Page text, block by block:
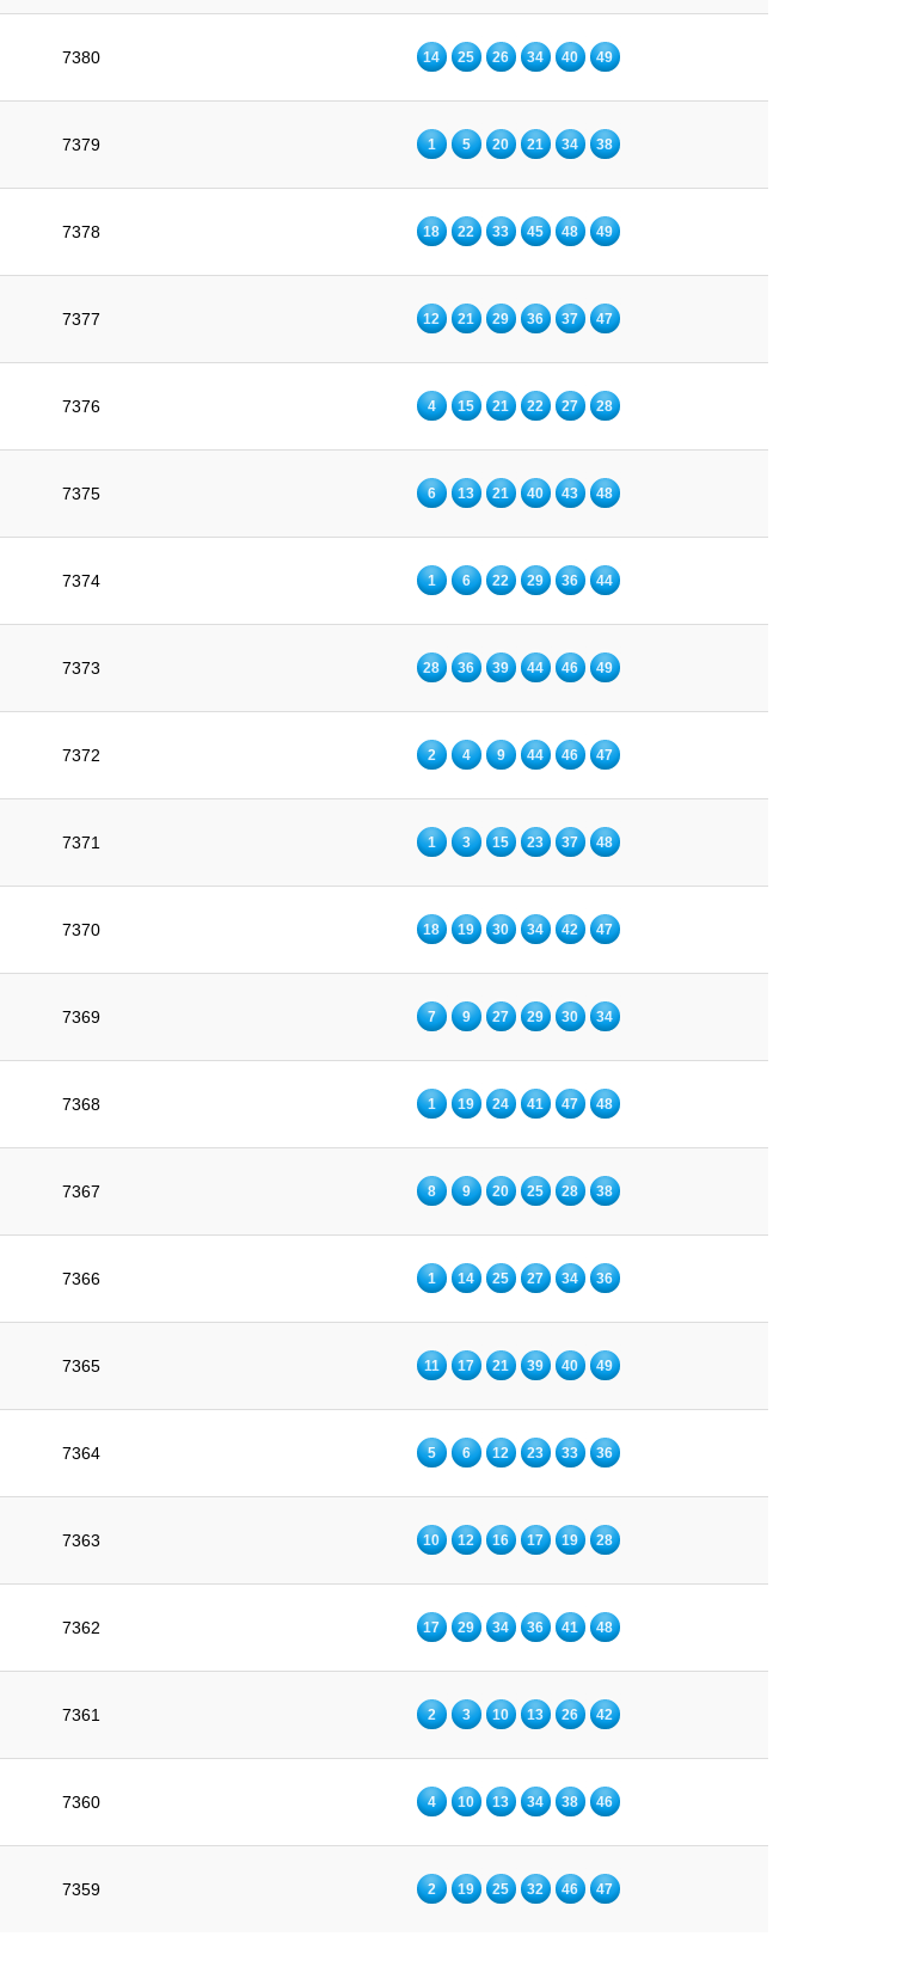
7380 14 25 26 34 40 49
7379 1 5 20 21 34 38
7378 18 22 33 45 48 49
7377 12 21 29 36 37 47
7376 4 15 21 22 27 28
7375 6 13 21 40 43 48
7374 1 6 22 29 36 44
7373 28 36 39 44 46 49
7372 2 4 9 44 46 47
7371 1 3 15 23 37 48
7370 18 19 30 34 42 47
7369 7 9 27 29 30 34
7368 1 19 24 41 47 48
7367 8 9 20 25 28 38
7366 1 14 25 27 34 36
7365 11 17 21 39 40 49
7364 5 6 12 23 33 36
7363 10 12 16 17 19 28
7362 17 29 34 36 41 48
7361 2 3 10 13 26 42
7360 4 10 13 34 38 46
7359 2 19 25 32 46 47